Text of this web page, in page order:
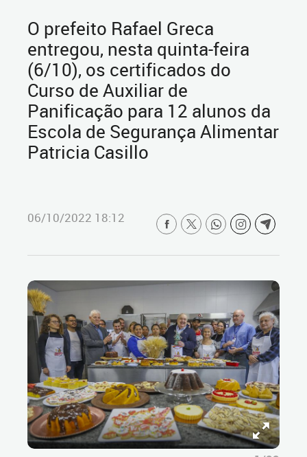
O prefeito Rafael Greca
entregou, nesta quinta-feira
(6/10), os certificados do
Curso de Auxiliar de
Panificação para 12 alunos da
Escola de Segurança Alimentar
Patricia Casillo
06/10/2022 18:12